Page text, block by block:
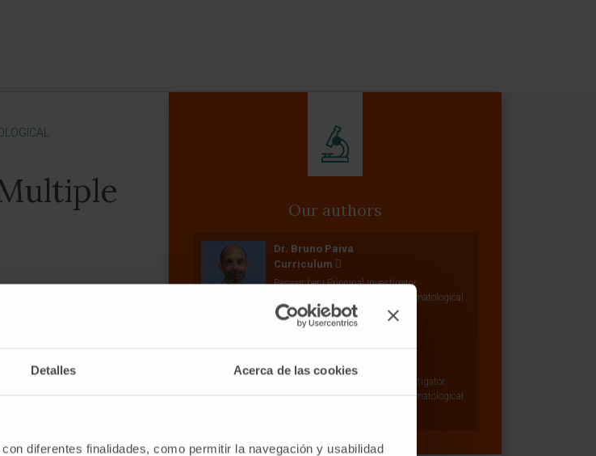
Detalles Acerca de las cookies
diferentes finalidades, como permitir la navegación y usabilidad
4, Saad
Our authors
Dr. Bruno Paiva
Curriculum
Researcher | Principal Investigator
Translational Immunomics in Hematological
Neoplasms Research Group
Dr. Jesús San Miguel
Curriculum
Senior Researcher | Principal Investigator
Translational Immunomics in Hematological